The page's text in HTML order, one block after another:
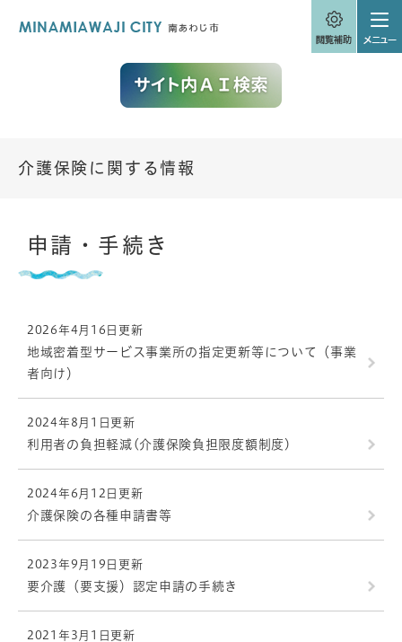
介護保険に関する情報
文申請・手続き
2026年4月16日更新
地域密着型サービス事業所の指定更新等について（事業
者向け）
2024年8月1日更新
利用者の負担軽減(介護保険負担限度額制度)
2024年6月12日更新
介護保険の各種申請書等
2023年9月19日更新
要介護（要支援）認定申請の手続き
2021年3月1日更新